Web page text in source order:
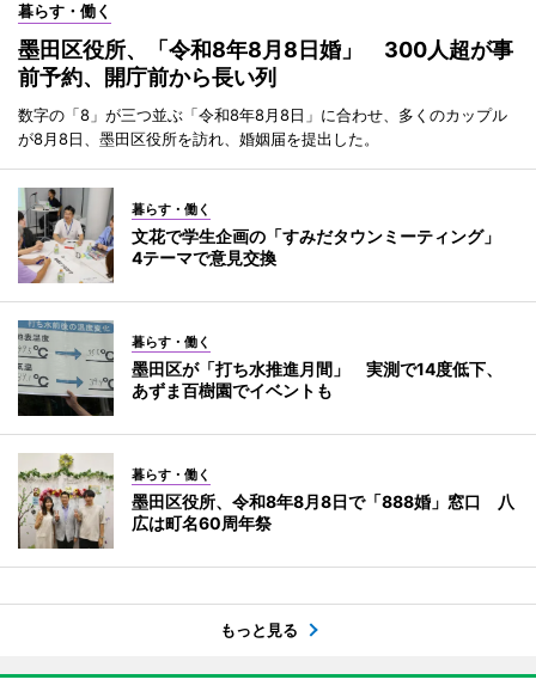
暮らす・働く
墨田区役所、「令和8年8月8日婚」 300人超が事
前予約、開庁前から長い列
数字の「8」が三つ並ぶ「令和8年8月8日」に合わせ、多くのカップル
が8月8日、墨田区役所を訪れ、婚姻届を提出した。
暮らす・働く
文花で学生企画の「すみだタウンミーティング」
4テーマで意見交換
暮らす・働く
墨田区が「打ち水推進月間」 実測で14度低下、
あずま百樹園でイベントも
暮らす・働く
墨田区役所、令和8年8月8日で「888婚」窓口 八
広は町名60周年祭
もっと見る